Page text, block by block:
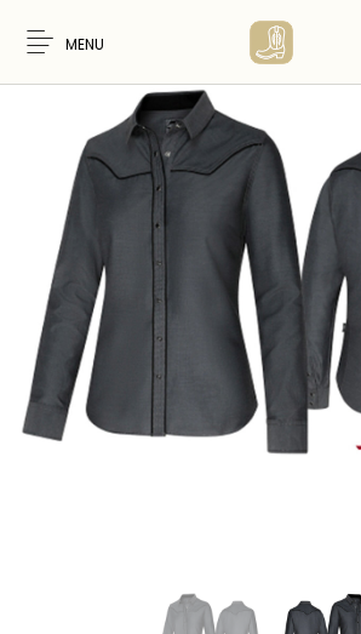
MENU
Nouveaux
Produits
ARTISANAT
AMERINDIEN
ACCESSOIRES CEINTURES